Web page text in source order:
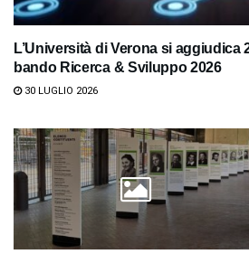
L’Università di Verona si aggiudica
bando Ricerca & Sviluppo 2026
30 LUGLIO 2026